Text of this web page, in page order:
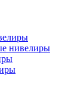
нивелиры